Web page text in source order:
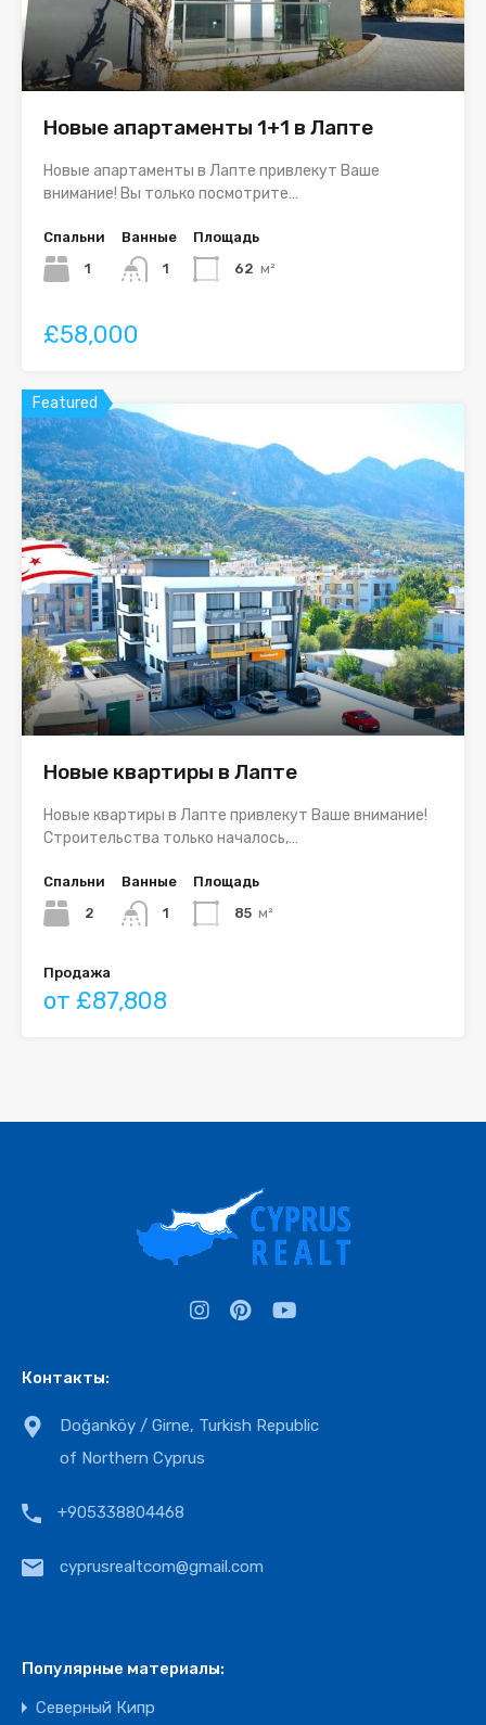
Новые апартаменты 1+1 в Лапте
Новые апартаменты в Лапте привлекут Ваше
внимание! Вы только посмотрите…
Спальни
1
Ванные
1
Площадь
62 м²
£58,000
Featured
Новые квартиры в Лапте
Новые квартиры в Лапте привлекут Ваше внимание!
Строительства только началось,…
Спальни
2
Ванные
1
Площадь
85 м²
Продажа
от £87,808
Контакты:
Doğanköy / Girne, Turkish Republic
of Northern Cyprus
+905338804468
cyprusrealtcom@gmail.com
Популярные материалы:
Северный Кипр